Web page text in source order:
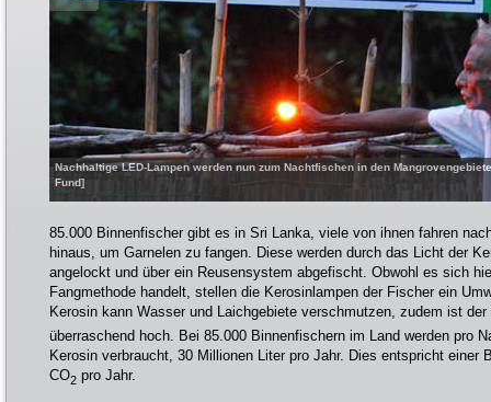
Nachhaltige LED-Lampen werden nun zum Nachtfischen in den
Fund]
85.000 Binnenfischer gibt es in Sri Lanka, viele von ihnen fahren
hinaus, um Garnelen zu fangen. Diese werden durch das Licht der
angelockt und über ein Reusensystem abgefischt. Obwohl es sich
Fangmethode handelt, stellen die Kerosinlampen der Fischer ein
Kerosin kann Wasser und Laichgebiete verschmutzen, zudem ist der
überraschend hoch. Bei 85.000 Binnenfischern im Land werden pro
Kerosin verbraucht, 30 Millionen Liter pro Jahr. Dies entspricht einer
CO2 pro Jahr.